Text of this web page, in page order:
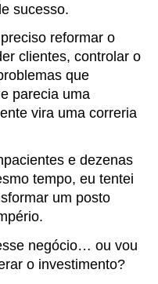
sucesso.
reformar o
clientes, controlar o
que
parecia uma
vira uma correria
e dezenas
tempo, eu tentei
um posto
negócio… ou vou
o investimento?